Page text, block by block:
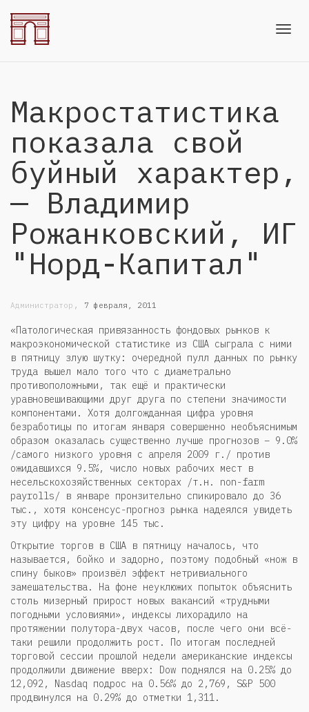
Макростатистика
показала свой
буйный характер,
— Владимир
Рожанковский, ИГ
"Норд-Капитал"
Администратор , 7 февраля, 2011
«Патологическая привязанность фондовых рынков к
макроэкономической статистике из США сыграла с ними
в пятницу злую шутку: очередной пулл данных по рынку
труда вышел мало того что с диаметрально
противоположными, так ещё и практически
уравновешивающими друг друга по степени значимости
компонентами. Хотя долгожданная цифра уровня
безработицы по итогам января совершенно необъяснимым
образом оказалась существенно лучше прогнозов – 9.0%
/самого низкого уровня с апреля 2009 г./ против
ожидавшихся 9.5%, число новых рабочих мест в
несельскохозяйственных секторах /т.н. non-farm
payrolls/ в январе пронзительно спикировало до 36
тыс., хотя консенсус-прогноз рынка надеялся увидеть
эту цифру на уровне 145 тыс.
Открытие торгов в США в пятницу началось, что
называется, бойко и задорно, поэтому подобный «нож в
спину быков» произвёл эффект нетривиального
замешательства. На фоне неуклюжих попыток объяснить
столь мизерный прирост новых вакансий «трудными
погодными условиями», индексы лихорадило на
протяжении полутора-двух часов, после чего они всё-
таки решили продолжить рост. По итогам последней
торговой сессии прошлой недели американские индексы
продолжили движение вверх: Dow поднялся на 0.25% до
12,092, Nasdaq подрос на 0.56% до 2,769, S&P 500
продвинулся на 0.29% до отметки 1,311.